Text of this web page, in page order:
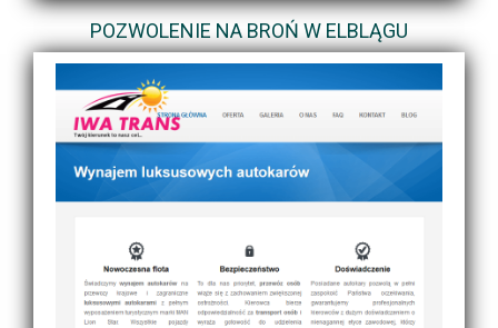
POZWOLENIE NA BROŃ W ELBLĄGU